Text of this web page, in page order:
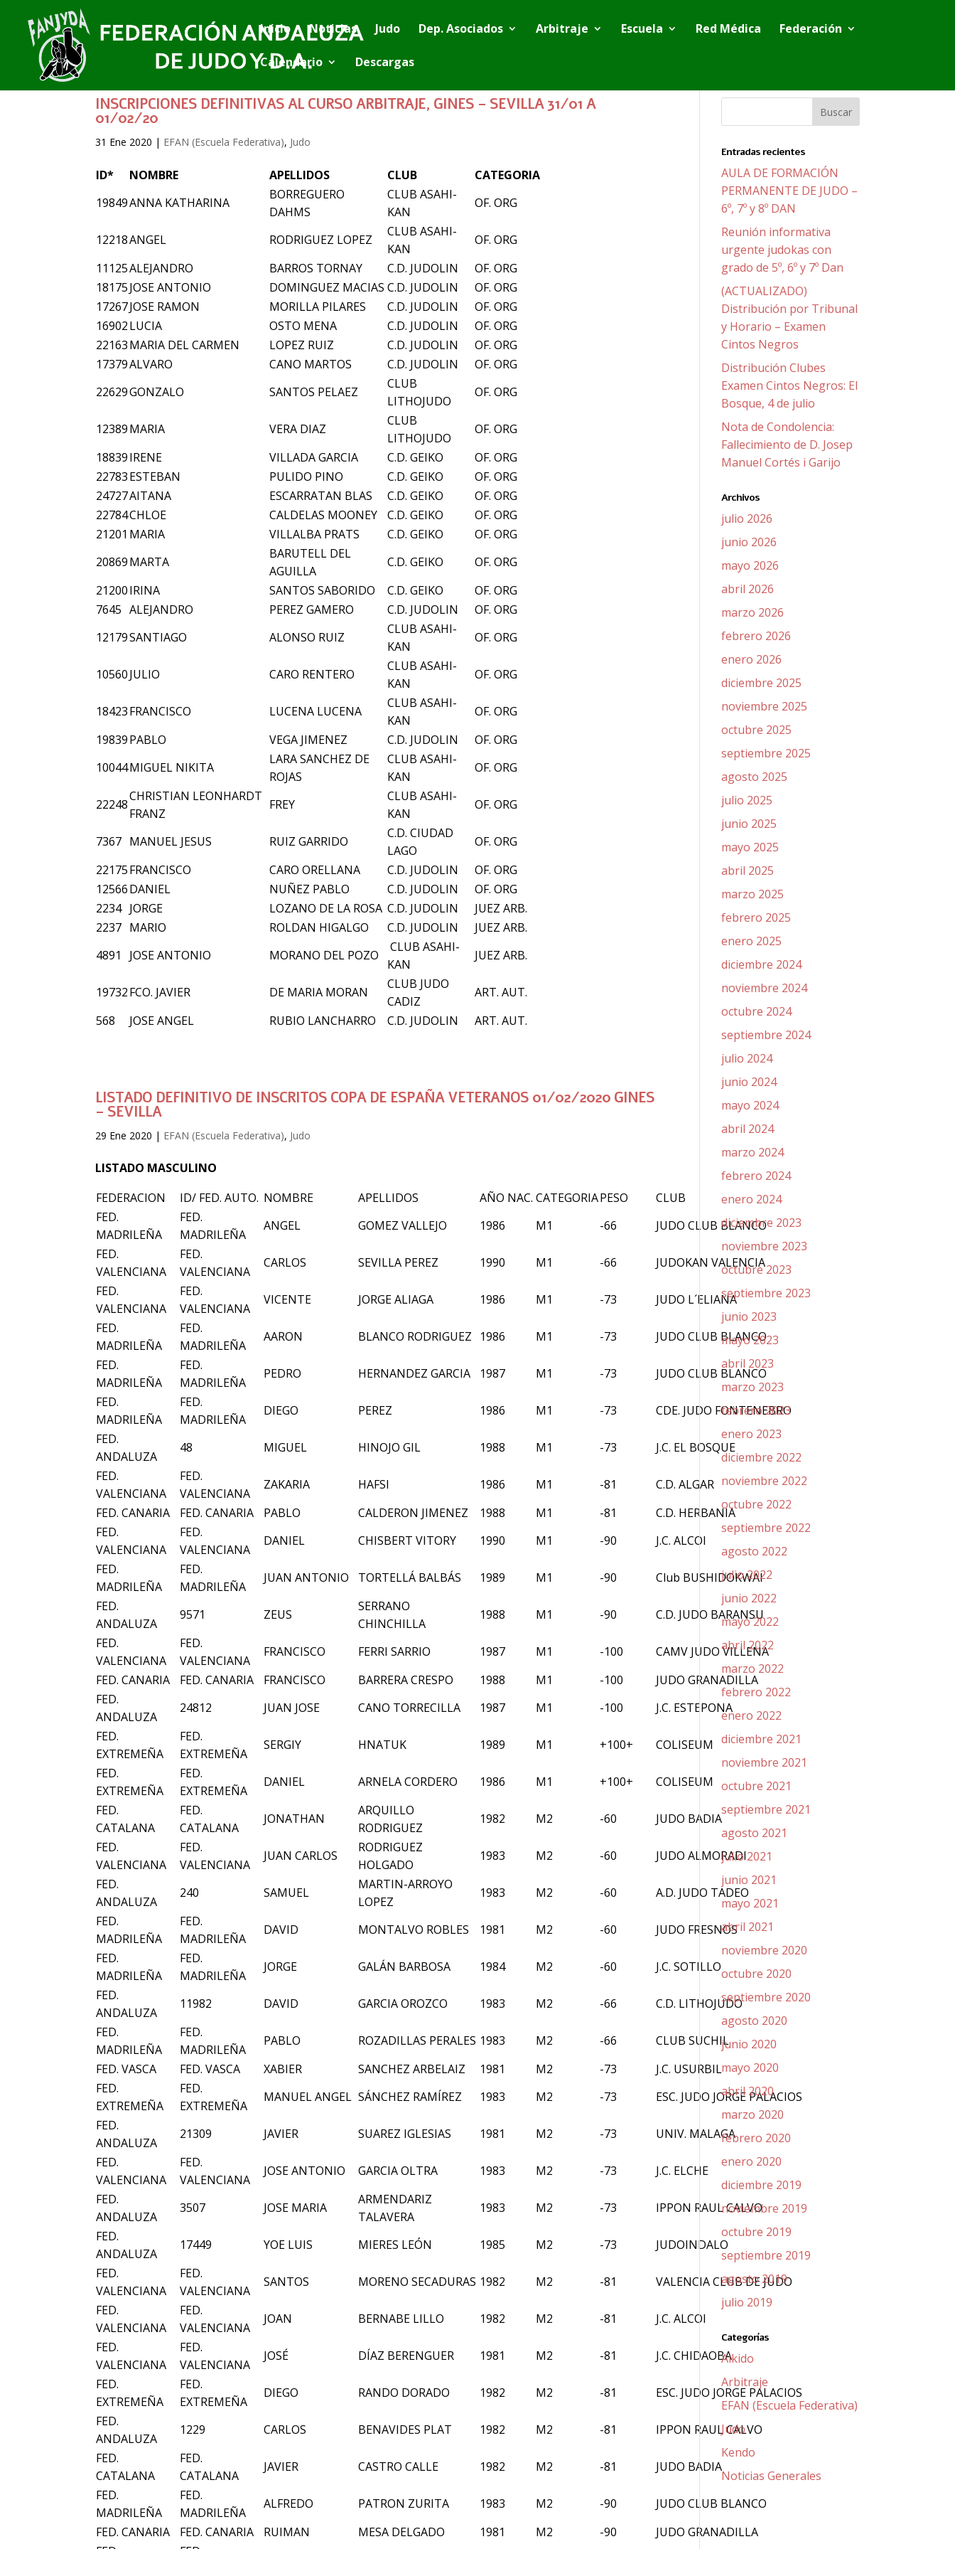
Inicio Noticias Judo Dep. Asociados Arbitraje Escuela Red Médica Federación
Calendario Descargas
INSCRIPCIONES DEFINITIVAS AL CURSO ARBITRAJE, GINES – SEVILLA 31/01 A
01/02/20
31 Ene 2020 | EFAN (Escuela Federativa), Judo
ID* NOMBRE APELLIDOS CLUB
CATEGORIA
19849ANNA KATHARINA
BORREGUERO
DAHMS
CLUB ASAHI-
KAN
OF. ORG
12218ANGEL RODRIGUEZ LOPEZ
CLUB ASAHI-
KAN
OF. ORG
11125ALEJANDRO BARROS TORNAY C.D. JUDOLIN
OF. ORG
18175JOSE ANTONIO DOMINGUEZ MACIAS C.D. JUDOLIN
OF. ORG
17267JOSE RAMON MORILLA PILARES C.D. JUDOLIN
OF. ORG
16902LUCIA OSTO MENA C.D. JUDOLIN
OF. ORG
22163MARIA DEL CARMEN LOPEZ RUIZ C.D. JUDOLIN
OF. ORG
17379ALVARO CANO MARTOS C.D. JUDOLIN
OF. ORG
22629GONZALO SANTOS PELAEZ
CLUB
LITHOJUDO
OF. ORG
12389MARIA VERA DIAZ
CLUB
LITHOJUDO
OF. ORG
18839IRENE VILLADA GARCIA C.D. GEIKO
OF. ORG
22783ESTEBAN PULIDO PINO C.D. GEIKO
OF. ORG
24727AITANA ESCARRATAN BLAS C.D. GEIKO
OF. ORG
22784CHLOE CALDELAS MOONEY C.D. GEIKO
OF. ORG
21201 MARIA VILLALBA PRATS C.D. GEIKO
OF. ORG
20869MARTA
BARUTELL DEL
AGUILLA
C.D. GEIKO
OF. ORG
21200IRINA SANTOS SABORIDO C.D. GEIKO
OF. ORG
7645 ALEJANDRO PEREZ GAMERO C.D. JUDOLIN
OF. ORG
12179SANTIAGO ALONSO RUIZ
CLUB ASAHI-
KAN
OF. ORG
10560JULIO CARO RENTERO
CLUB ASAHI-
KAN
OF. ORG
18423FRANCISCO LUCENA LUCENA
CLUB ASAHI-
KAN
OF. ORG
19839PABLO VEGA JIMENEZ C.D. JUDOLIN
OF. ORG
10044MIGUEL NIKITA
LARA SANCHEZ DE
ROJAS
CLUB ASAHI-
KAN
OF. ORG
22248
CHRISTIAN LEONHARDT
FRANZ
FREY
CLUB ASAHI-
KAN
OF. ORG
7367 MANUEL JESUS RUIZ GARRIDO
C.D. CIUDAD
LAGO
OF. ORG
22175FRANCISCO CARO ORELLANA C.D. JUDOLIN
OF. ORG
12566DANIEL NUÑEZ PABLO C.D. JUDOLIN
OF. ORG
2234 JORGE LOZANO DE LA ROSA C.D. JUDOLIN
JUEZ ARB.
2237 MARIO ROLDAN HIGALGO C.D. JUDOLIN
JUEZ ARB.
4891
JOSE ANTONIO MORANO DEL POZO
CLUB ASAHI-
KAN
JUEZ ARB.
19732FCO. JAVIER DE MARIA MORAN
CLUB JUDO
CADIZ
ART. AUT.
568
JOSE ANGEL RUBIO LANCHARRO C.D. JUDOLIN ART. AUT.
LISTADO DEFINITIVO DE INSCRITOS COPA DE ESPAÑA VETERANOS 01/02/2020 GINES
– SEVILLA
29 Ene 2020 | EFAN (Escuela Federativa), Judo
LISTADO MASCULINO
FEDERACION
ID/ FED. AUTO. NOMBRE APELLIDOS AÑO NAC. CATEGORIAPESO
CLUB
FED.
MADRILEÑA
FED.
MADRILEÑA
ANGEL GOMEZ VALLEJO 1986 M1 -66
JUDO CLUB BLANCO
FED.
VALENCIANA
FED.
VALENCIANA
CARLOS SEVILLA PEREZ 1990 M1 -66
JUDOKAN VALENCIA
FED.
VALENCIANA
FED.
VALENCIANA
VICENTE JORGE ALIAGA 1986 M1 -73
JUDO L´ELIANA
FED.
MADRILEÑA
FED.
MADRILEÑA
AARON BLANCO RODRIGUEZ 1986 M1 -73
JUDO CLUB BLANCO
FED.
MADRILEÑA
FED.
MADRILEÑA
PEDRO HERNANDEZ GARCIA 1987 M1 -73
JUDO CLUB BLANCO
FED.
MADRILEÑA
FED.
MADRILEÑA
DIEGO PEREZ 1986 M1 -73
CDE. JUDO FONTENEBRO
FED.
ANDALUZA
48 MIGUEL HINOJO GIL 1988 M1 -73
J.C. EL BOSQUE
FED.
VALENCIANA
FED.
VALENCIANA
ZAKARIA HAFSI 1986 M1 -81
C.D. ALGAR
FED. CANARIA
FED. CANARIA PABLO CALDERON JIMENEZ 1988 M1 -81
C.D. HERBANIA
FED.
VALENCIANA
FED.
VALENCIANA
DANIEL CHISBERT VITORY 1990 M1 -90
J.C. ALCOI
FED.
MADRILEÑA
FED.
MADRILEÑA
JUAN ANTONIO TORTELLÁ BALBÁS 1989 M1 -90
Club BUSHIDOKWAI
FED.
ANDALUZA
9571 ZEUS
SERRANO
CHINCHILLA
1988 M1 -90
C.D. JUDO BARANSU
FED.
VALENCIANA
FED.
VALENCIANA
FRANCISCO FERRI SARRIO 1987 M1 -100
CAMV JUDO VILLENA
FED. CANARIA
FED. CANARIA FRANCISCO BARRERA CRESPO 1988 M1 -100
JUDO GRANADILLA
FED.
ANDALUZA
24812 JUAN JOSE CANO TORRECILLA 1987 M1 -100
J.C. ESTEPONA
FED.
EXTREMEÑA
FED.
EXTREMEÑA
SERGIY HNATUK 1989 M1 +100+
COLISEUM
FED.
EXTREMEÑA
FED.
EXTREMEÑA
DANIEL ARNELA CORDERO 1986 M1 +100+
COLISEUM
FED.
CATALANA
FED.
CATALANA
JONATHAN
ARQUILLO
RODRIGUEZ
1982 M2 -60
JUDO BADIA
FED.
VALENCIANA
FED.
VALENCIANA
JUAN CARLOS
RODRIGUEZ
HOLGADO
1983 M2 -60
JUDO ALMORADI
FED.
ANDALUZA
240 SAMUEL
MARTIN-ARROYO
LOPEZ
1983 M2 -60
A.D. JUDO TADEO
FED.
MADRILEÑA
FED.
MADRILEÑA
DAVID MONTALVO ROBLES 1981 M2 -60
JUDO FRESNOS
FED.
MADRILEÑA
FED.
MADRILEÑA
JORGE GALÁN BARBOSA 1984 M2 -60
J.C. SOTILLO
FED.
ANDALUZA
11982 DAVID GARCIA OROZCO 1983 M2 -66
C.D. LITHOJUDO
FED.
MADRILEÑA
FED.
MADRILEÑA
PABLO ROZADILLAS PERALES 1983 M2 -66
CLUB SUCHIL
FED. VASCA
FED. VASCA XABIER SANCHEZ ARBELAIZ 1981 M2 -73
J.C. USURBIL
FED.
EXTREMEÑA
FED.
EXTREMEÑA
MANUEL ANGEL SÁNCHEZ RAMÍREZ 1983 M2 -73
ESC. JUDO JORGE PALACIOS
FED.
ANDALUZA
21309 JAVIER SUAREZ IGLESIAS 1981 M2 -73
UNIV. MALAGA
FED.
VALENCIANA
FED.
VALENCIANA
JOSE ANTONIO GARCIA OLTRA 1983 M2 -73
J.C. ELCHE
FED.
ANDALUZA
3507 JOSE MARIA
ARMENDARIZ
TALAVERA
1983 M2 -73
IPPON RAUL CALVO
FED.
ANDALUZA
17449 YOE LUIS MIERES LEÓN 1985 M2 -73
JUDOINDALO
FED.
VALENCIANA
FED.
VALENCIANA
SANTOS MORENO SECADURAS 1982 M2 -81
VALENCIA CLUB DE JUDO
FED.
VALENCIANA
FED.
VALENCIANA
JOAN BERNABE LILLO 1982 M2 -81
J.C. ALCOI
FED.
VALENCIANA
FED.
VALENCIANA
JOSÉ DÍAZ BERENGUER 1981 M2 -81
J.C. CHIDAOBA
FED.
EXTREMEÑA
FED.
EXTREMEÑA
DIEGO RANDO DORADO 1982 M2 -81
ESC. JUDO JORGE PALACIOS
FED.
ANDALUZA
1229 CARLOS BENAVIDES PLAT 1982 M2 -81
IPPON RAUL CALVO
FED.
CATALANA
FED.
CATALANA
JAVIER CASTRO CALLE 1982 M2 -81
JUDO BADIA
FED.
MADRILEÑA
FED.
MADRILEÑA
ALFREDO PATRON ZURITA 1983 M2 -90
JUDO CLUB BLANCO
FED. CANARIA
FED. CANARIA RUIMAN MESA DELGADO 1981 M2 -90
JUDO GRANADILLA
Entradas recientes
AULA DE FORMACIÓN
PERMANENTE DE JUDO –
6º, 7º y 8º DAN
Reunión informativa
urgente judokas con
grado de 5º, 6º y 7º Dan
(ACTUALIZADO)
Distribución por Tribunal
y Horario – Examen
Cintos Negros
Distribución Clubes
Examen Cintos Negros: El
Bosque, 4 de julio
Nota de Condolencia:
Fallecimiento de D. Josep
Manuel Cortés i Garijo
Archivos
julio 2026
junio 2026
mayo 2026
abril 2026
marzo 2026
febrero 2026
enero 2026
diciembre 2025
noviembre 2025
octubre 2025
septiembre 2025
agosto 2025
julio 2025
junio 2025
mayo 2025
abril 2025
marzo 2025
febrero 2025
enero 2025
diciembre 2024
noviembre 2024
octubre 2024
septiembre 2024
julio 2024
junio 2024
mayo 2024
abril 2024
marzo 2024
febrero 2024
enero 2024
diciembre 2023
noviembre 2023
octubre 2023
septiembre 2023
junio 2023
mayo 2023
abril 2023
marzo 2023
febrero 2023
enero 2023
diciembre 2022
noviembre 2022
octubre 2022
septiembre 2022
agosto 2022
julio 2022
junio 2022
mayo 2022
abril 2022
marzo 2022
febrero 2022
enero 2022
diciembre 2021
noviembre 2021
octubre 2021
septiembre 2021
agosto 2021
julio 2021
junio 2021
mayo 2021
abril 2021
noviembre 2020
octubre 2020
septiembre 2020
agosto 2020
junio 2020
mayo 2020
abril 2020
marzo 2020
febrero 2020
enero 2020
diciembre 2019
noviembre 2019
octubre 2019
septiembre 2019
agosto 2019
julio 2019
Categorías
Aikido
Arbitraje
EFAN (Escuela Federativa)
Judo
Kendo
Noticias Generales